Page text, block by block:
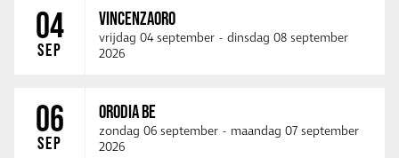
04
SEP
VINCENZAORO
vrijdag 04 september - dinsdag 08 september
2026
06
SEP
ORODIA BE
zondag 06 september - maandag 07 september
2026